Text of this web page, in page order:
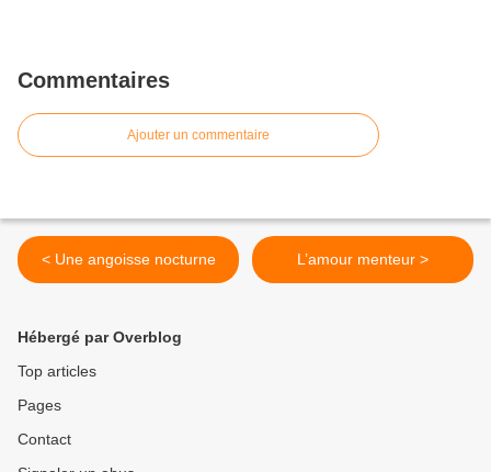
Commentaires
Ajouter un commentaire
< Une angoisse nocturne L’amour menteur >
Hébergé par Overblog
Top articles
Pages
Contact